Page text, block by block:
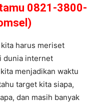
0821-3800-
kita harus meriset
dunia internet
menjadikan waktu
target kita siapa,
dan masih banyak